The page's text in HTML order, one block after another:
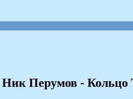
Ник Перумов - Кольцо